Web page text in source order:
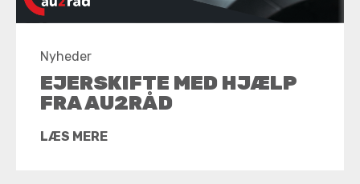
Nyheder
EJERSKIFTE MED HJÆLP
FRA AU2RÅD
LÆS MERE